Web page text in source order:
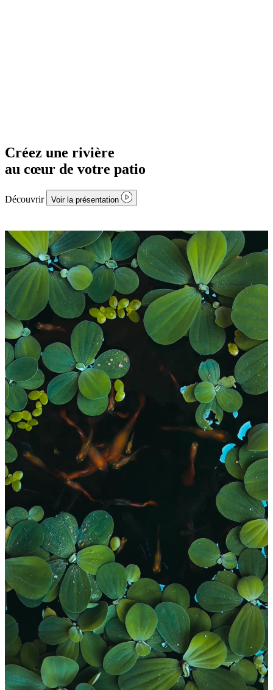
Créez une rivière
au cœur de votre terrasse
Découvrir Voir la présentation